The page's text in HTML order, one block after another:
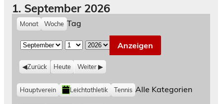
1. September 2026
Monat Woche Tag
M
o
n
a
t
T
a
g
J
a
h
r
Zurück Heute Weiter
K
a
Hauptverein Leichtathletik Tennis Alle Kategorien